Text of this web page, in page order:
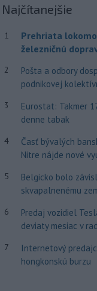
Najčítanejšie
1
Prehriata
železničnú
2
Pošta a odbory
podnikovej
3
Eurostat: Takmer
denne tabak
4
Časť bývalých
Nitre nájde nové
5
Belgicko bolo
skvapalnenému
6
Predaj vozidiel
deviaty mesiac v
7
Internetový
hongkonskú burzu